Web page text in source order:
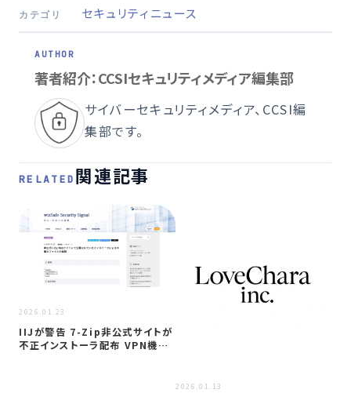
カテゴリ セキュリティニュース
著者紹介：CCSIセキュリティメディア編集部
サイバーセキュリティメディア、CCSI編
集部です。
RELATED 関連記事
2026.01.23
IIJが警告 7-Zip非公式サイトが
不正インストーラ配布 VPN機…
2026.01.13